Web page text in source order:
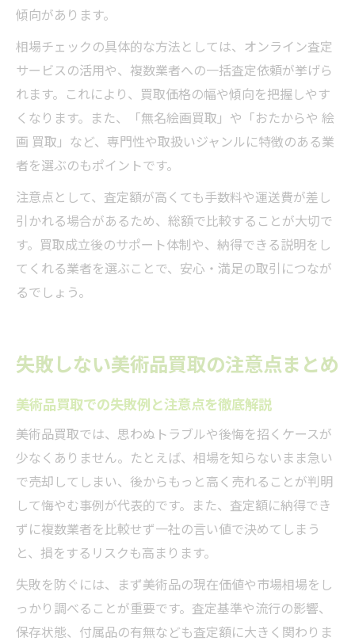
傾向があります。
相場チェックの具体的な方法としては、オンライン査定
サービスの活用や、複数業者への一括査定依頼が挙げら
れます。これにより、買取価格の幅や傾向を把握しやす
くなります。また、「無名絵画買取」や「おたからや 絵
画 買取」など、専門性や取扱いジャンルに特徴のある業
者を選ぶのもポイントです。
注意点として、査定額が高くても手数料や運送費が差し
引かれる場合があるため、総額で比較することが大切で
す。買取成立後のサポート体制や、納得できる説明をし
てくれる業者を選ぶことで、安心・満足の取引につなが
るでしょう。
失敗しない美術品買取の注意点まとめ
美術品買取での失敗例と注意点を徹底解説
美術品買取では、思わぬトラブルや後悔を招くケースが
少なくありません。たとえば、相場を知らないまま急い
で売却してしまい、後からもっと高く売れることが判明
して悔やむ事例が代表的です。また、査定額に納得でき
ずに複数業者を比較せず一社の言い値で決めてしまう
と、損をするリスクも高まります。
失敗を防ぐには、まず美術品の現在価値や市場相場をし
っかり調べることが重要です。査定基準や流行の影響、
保存状態、付属品の有無なども査定額に大きく関わりま